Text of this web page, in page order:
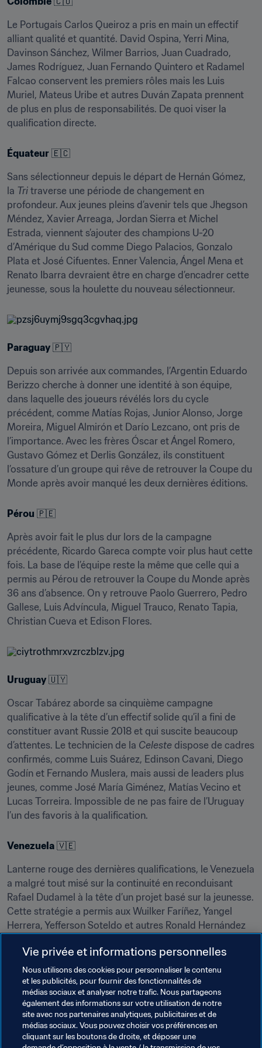
Le Portugais Carlos Queiroz a pris en main un effectif
alliant qualité et quantité. David Ospina, Yerri Mina,
Davinson Sánchez, Wilmer Barrios, Juan Cuadrado,
James Rodríguez, Juan Fernando Quintero et Radamel
Falcao conservent les premiers rôles mais les Luis
Muriel, Mateus Uribe et autres Duván Zapata prennent
de plus en plus de responsabilités. De quoi viser la
qualification directe.
Équateur 🇪🇨
Sans sélectionneur depuis le départ de Hernán Gómez,
la Tri traverse une période de changement en
profondeur. Aux jeunes pleins d’avenir tels que Jhegson
Méndez, Xavier Arreaga, Jordan Sierra et Michel
Estrada, viennent s’ajouter des champions U-20
d’Amérique du Sud comme Diego Palacios, Gonzalo
Plata et José Cifuentes. Enner Valencia, Ángel Mena et
Renato Ibarra devraient être en charge d’encadrer cette
jeunesse, sous la houlette du nouveau sélectionneur.
Paraguay 🇵🇾
Depuis son arrivée aux commandes, l’Argentin Eduardo
Berizzo cherche à donner une identité à son équipe,
dans laquelle des joueurs révélés lors du cycle
précédent, comme Matías Rojas, Junior Alonso, Jorge
Moreira, Miguel Almirón et Darío Lezcano, ont pris de
l’importance. Avec les frères Óscar et Ángel Romero,
Gustavo Gómez et Derlis González, ils constituent
l’ossature d’un groupe qui rêve de retrouver la Coupe du
Monde après avoir manqué les deux dernières éditions.
Pérou 🇵🇪
Après avoir fait le plus dur lors de la campagne
précédente, Ricardo Gareca compte voir plus haut cette
fois. La base de l’équipe reste la même que celle qui a
permis au Pérou de retrouver la Coupe du Monde après
36 ans d’absence. On y retrouve Paolo Guerrero, Pedro
Gallese, Luis Advíncula, Miguel Trauco, Renato Tapia,
Christian Cueva et Edison Flores.
Uruguay 🇺🇾
Oscar Tabárez aborde sa cinquième campagne
qualificative à la tête d’un effectif solide qu’il a fini de
constituer avant Russie 2018 et qui suscite beaucoup
d’attentes. Le technicien de la Celeste dispose de cadres
confirmés, comme Luis Suárez, Edinson Cavani, Diego
Godín et Fernando Muslera, mais aussi de leaders plus
jeunes, comme José María Giménez, Matías Vecino et
Lucas Torreira. Impossible de ne pas faire de l’Uruguay
l’un des favoris à la qualification.
Venezuela 🇻🇪
Lanterne rouge des dernières qualifications, le Venezuela
a malgré tout misé sur la continuité en reconduisant
Rafael Dudamel à la tête d’un projet basé sur la jeunesse.
Cette stratégie a permis aux Wuilker Faríñez, Yangel
Herrera, Yefferson Soteldo et autres Ronald Hernández
mondialiste, la Vinotinto devra également s’appuyer sur
les vétérans Tomás Rincón et Salomón Rondón.
Thèmes en lien
Coupe du Monde de la FIFA, Qatar 2022
Vie privée et informations personnelles
Nous utilisons des cookies pour personnaliser le contenu
et les publicités, pour fournir des fonctionnalités de
médias sociaux et analyser notre trafic. Nous partageons
également des informations sur votre utilisation de notre
site avec nos partenaires analytiques, publicitaires et de
médias sociaux. Vous pouvez choisir vos préférences en
cliquant sur les boutons de droite, et déposer une